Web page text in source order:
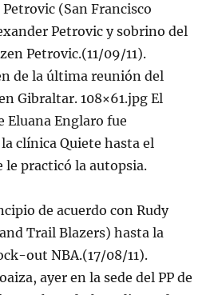
(San Francisco
Petrovic y sobrino del
Petrovic.(11/09/11).
de la última reunión del
Gibraltar. 108×61.jpg El
Eluana Englaro fue
clínica Quiete hasta el
le practicó la autopsia.
de acuerdo con Rudy
Trail Blazers) hasta la
out NBA.(17/08/11).
ayer en la sede del PP de